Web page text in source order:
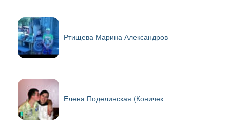
Ртищева Марина Александров
Елена Поделинская (Коничек